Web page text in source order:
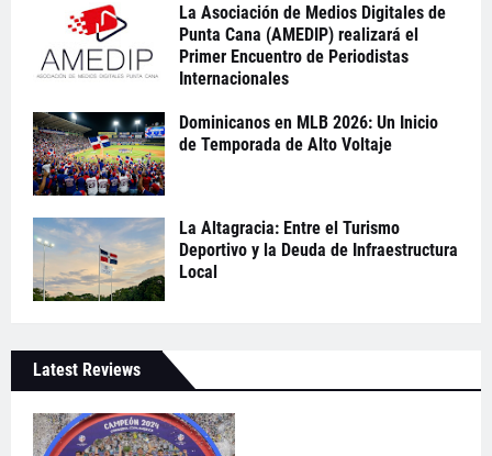
La Asociación de Medios Digitales de
Punta Cana (AMEDIP) realizará el
Primer Encuentro de Periodistas
Internacionales
Dominicanos en MLB 2026: Un Inicio
de Temporada de Alto Voltaje
La Altagracia: Entre el Turismo
Deportivo y la Deuda de Infraestructura
Local
Latest Reviews